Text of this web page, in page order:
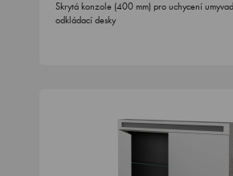
Skrytá konzole (400 mm) pro uchycení
odkládací desky